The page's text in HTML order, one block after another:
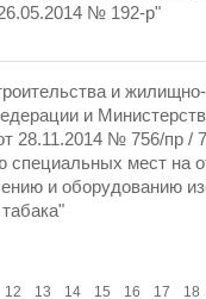
№ 192-р"
и
и
28.11.2014 № 756/пр /
мест на
и оборудованию
12 13 14 15 16 17
18